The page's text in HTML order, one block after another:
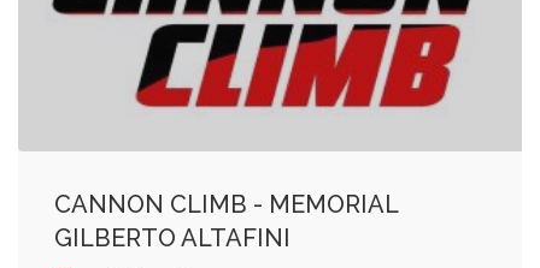
CANNON CLIMB - MEMORIAL
GILBERTO ALTAFINI